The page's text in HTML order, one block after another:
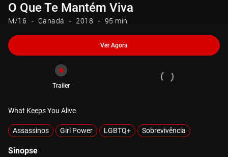
O Que Te Mantém Viva
M/16 Canadá 2018 95 min
Ver Agora
Trailer
What Keeps You Alive
Assassinos Girl Power LGBTQ+ Sobrevivência
Sinopse